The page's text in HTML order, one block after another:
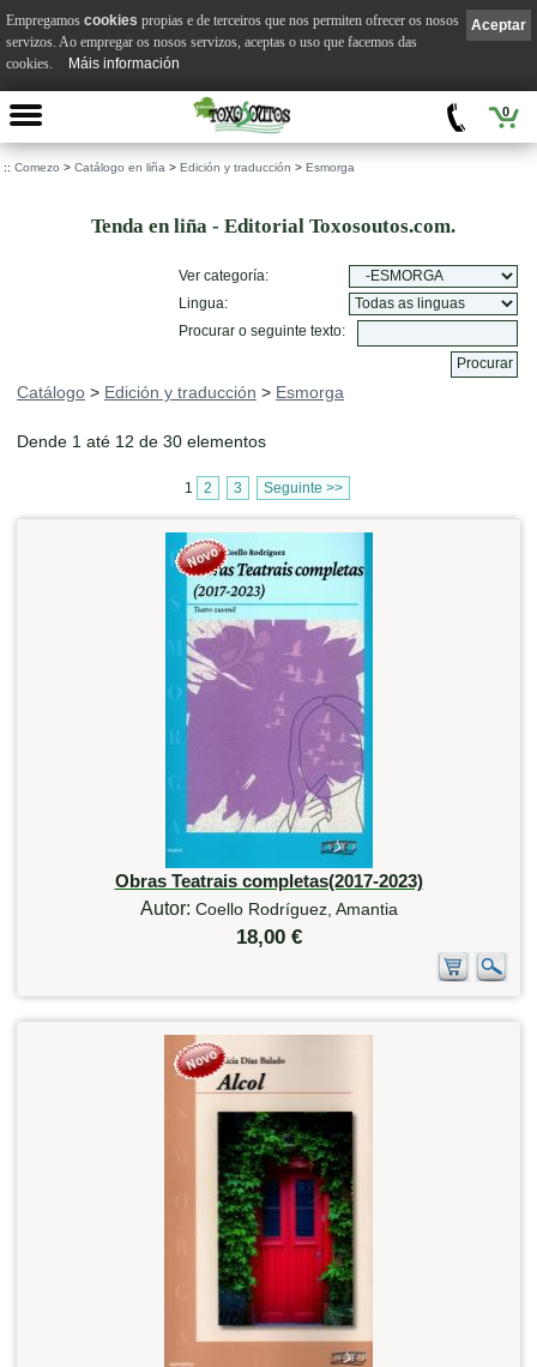
0
:: Comezo > Catálogo en liña > Edición y traducción > Esmorga
Tenda en liña - Editorial Toxosoutos.com.
Ver categoría:
Lingua:
Procurar o seguinte texto:
Catálogo > Edición y traducción > Esmorga
Dende 1 até 12 de 30 elementos
1 2 3 Seguinte >>
Obras Teatrais completas(2017-2023)
Autor: Coello Rodríguez, Amantia
18,00 €
Aceptar
Empregamos cookies propias e de terceiros que nos permiten ofrecer os nosos
servizos. Ao empregar os nosos servizos, aceptas o uso que facemos das
cookies.
Máis información